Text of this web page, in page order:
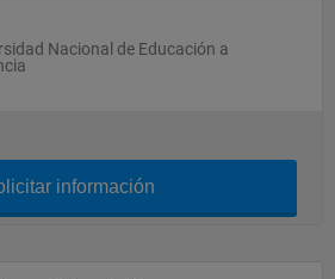
Nacional de Educación a
información